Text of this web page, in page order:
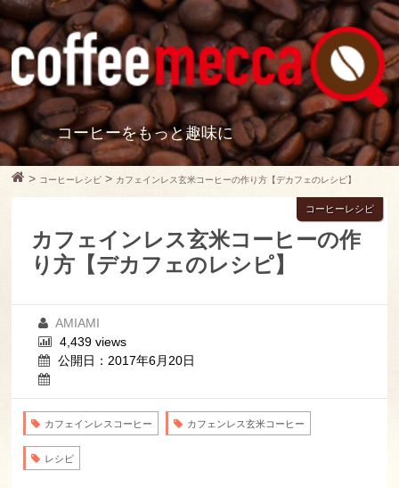
コーヒーをもっと趣味に
> コーヒーレシピ > カフェインレス玄米コーヒーの作り方【デカフェのレシピ】
カフェインレス玄米コーヒーの作
り方【デカフェのレシピ】
コーヒーレシピ
AMIAMI
4,439 views
公開日：2017年6月20日
カフェインレスコーヒー カフェンレス玄米コーヒー
レシピ